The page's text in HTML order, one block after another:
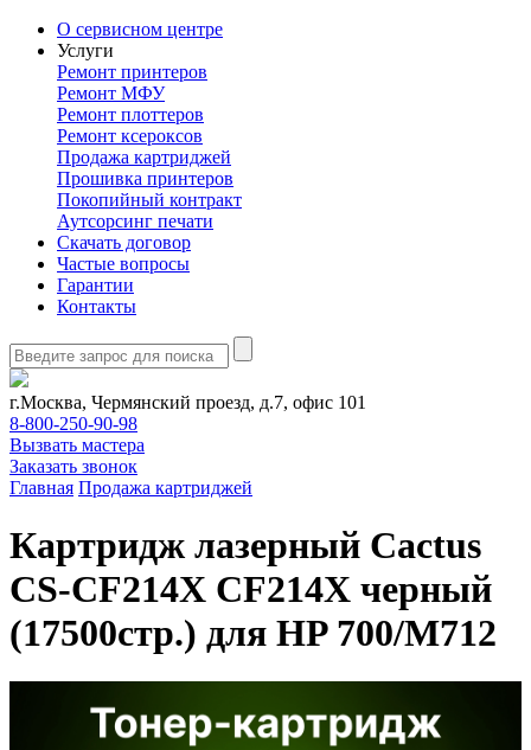
О сервисном центре
Услуги
Ремонт принтеров
Ремонт МФУ
Ремонт плоттеров
Ремонт ксероксов
Продажа картриджей
Прошивка принтеров
Покопийный контракт
Аутсорсинг печати
Скачать договор
Частые вопросы
Гарантии
Контакты
г.Москва, Чермянский проезд, д.7, офис 101
8-800-250-90-98
Вызвать мастера
Заказать звонок
Главная Продажа картриджей
Картридж лазерный Cactus
CS-CF214X CF214X черный
(17500стр.) для HP 700/M712